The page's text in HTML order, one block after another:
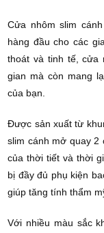
Cửa nhôm slim
hàng đầu cho các
thoát và tinh tế, cửa
gian mà còn mang
của bạn.
Được sản xuất từ
slim cánh mở quay 2
của thời tiết và thời
bị đầy đủ phụ kiện
giúp tăng tính thẩm
Với nhiều màu sắc